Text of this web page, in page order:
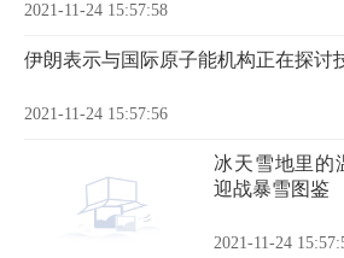
2021-11-24 15:57:58
伊朗表示与国际原子能机构正在探讨
2021-11-24 15:57:56
冰天雪地里
迎战暴雪图鉴
2021-11-24